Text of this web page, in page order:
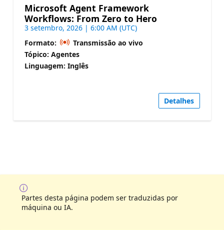
Microsoft Agent Framework
Workflows: From Zero to Hero
3 setembro, 2026 | 6:00 AM (UTC)
Formato:
Transmissão ao vivo
Tópico: Agentes
Linguagem: Inglês
Detalhes
Partes desta página podem ser traduzidas por
máquina ou IA.